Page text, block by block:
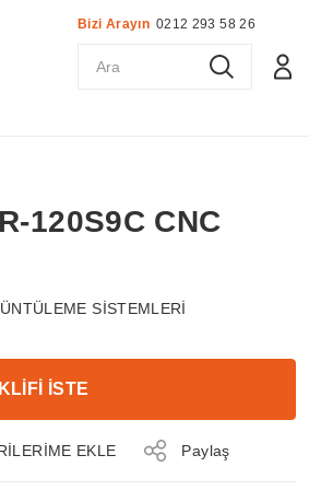
Bizi Arayın 0212 293 58 26
120S9C CNC
SİSTEMLERİ
İSTE
Paylaş